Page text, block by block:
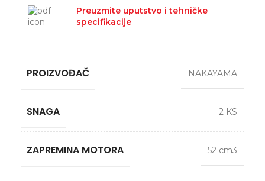
Preuzmite uputstvo i tehničke
specifikacije
PROIZVOĐAČ NAKAYAMA
SNAGA 2 KS
ZAPREMINA MOTORA 52 cm3